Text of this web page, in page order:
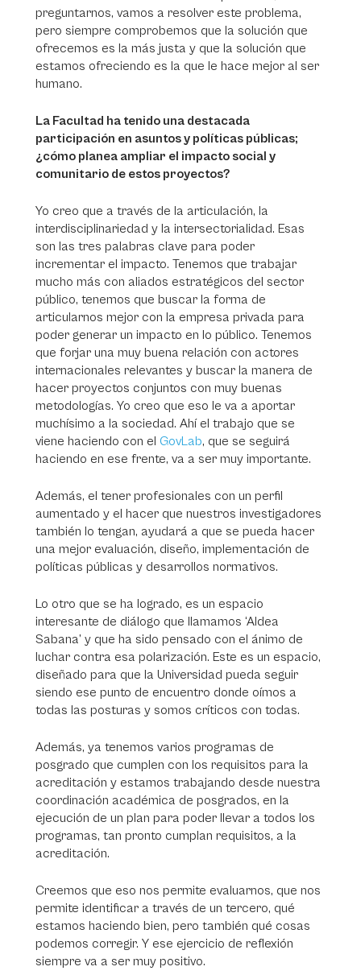
preguntarnos, vamos a resolver este problema,
pero siempre comprobemos que la solución que
ofrecemos es la más justa y que la solución que
estamos ofreciendo es la que le hace mejor al ser
humano.
La Facultad ha tenido una destacada
participación en asuntos y políticas públicas;
¿cómo planea ampliar el impacto social y
comunitario de estos proyectos?
Yo creo que a través de la articulación, la
interdisciplinariedad y la intersectorialidad. Esas
son las tres palabras clave para poder
incrementar el impacto. Tenemos que trabajar
mucho más con aliados estratégicos del sector
público, tenemos que buscar la forma de
articularnos mejor con la empresa privada para
poder generar un impacto en lo público. Tenemos
que forjar una muy buena relación con actores
internacionales relevantes y buscar la manera de
hacer proyectos conjuntos con muy buenas
metodologías. Yo creo que eso le va a aportar
muchísimo a la sociedad. Ahí el trabajo que se
viene haciendo con el GovLab, que se seguirá
haciendo en ese frente, va a ser muy importante.
Además, el tener profesionales con un perfil
aumentado y el hacer que nuestros investigadores
también lo tengan, ayudará a que se pueda hacer
una mejor evaluación, diseño, implementación de
políticas públicas y desarrollos normativos.
Lo otro que se ha logrado, es un espacio
interesante de diálogo que llamamos ‘Aldea
Sabana’ y que ha sido pensado con el ánimo de
luchar contra esa polarización. Este es un espacio,
diseñado para que la Universidad pueda seguir
siendo ese punto de encuentro donde oímos a
todas las posturas y somos críticos con todas.
Además, ya tenemos varios programas de
posgrado que cumplen con los requisitos para la
acreditación y estamos trabajando desde nuestra
coordinación académica de posgrados, en la
ejecución de un plan para poder llevar a todos los
programas, tan pronto cumplan requisitos, a la
acreditación.
Creemos que eso nos permite evaluarnos, que nos
permite identificar a través de un tercero, qué
estamos haciendo bien, pero también qué cosas
podemos corregir. Y ese ejercicio de reflexión
siempre va a ser muy positivo.